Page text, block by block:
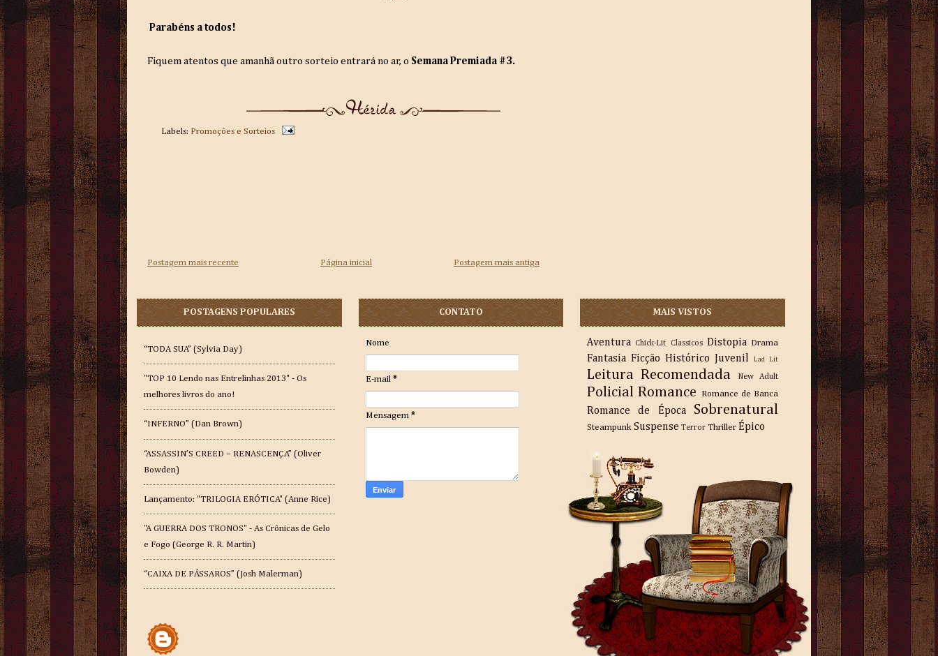
Parabéns a todos!
Fiquem atentos que amanhã outro sorteio entrará no ar, o Semana Premiada #3.
Labels: Promoções e Sorteios
Postagem mais recente Postagem mais antiga
Página inicial
POSTAGENS POPULARES
“TODA SUA” (Sylvia Day)
"TOP 10 Lendo nas Entrelinhas 2013" - Os
melhores livros do ano!
“INFERNO” (Dan Brown)
“ASSASSIN’S CREED – RENASCENÇA” (Oliver
Bowden)
Lançamento: "TRILOGIA ERÓTICA" (Anne Rice)
"A GUERRA DOS TRONOS" - As Crônicas de Gelo
e Fogo (George R. R. Martin)
“CAIXA DE PÁSSAROS” (Josh Malerman)
CONTATO
Nome
E-mail *
Mensagem *
MAIS VISTOS
Aventura Chick-Lit Classicos Distopia Drama
Fantasia Ficção Histórico Juvenil Lad Lit
Leitura Recomendada New Adult
Policial Romance Romance de Banca
Romance de Época Sobrenatural
Steampunk Suspense Terror Thriller Épico